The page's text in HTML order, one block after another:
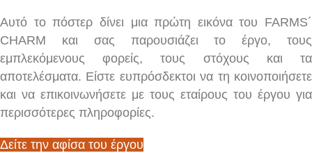
Αυτό το πόστερ δίνει μια πρώτη εικόνα του FARMS´
CHARM και σας παρουσιάζει το έργο, τους
εμπλεκόμενους φορείς, τους στόχους και τα
αποτελέσματα. Είστε ευπρόσδεκτοι να τη κοινοποιήσετε
και να επικοινωνήσετε με τους εταίρους του έργου για
περισσότερες πληροφορίες.
Δείτε την αφίσα του έργου